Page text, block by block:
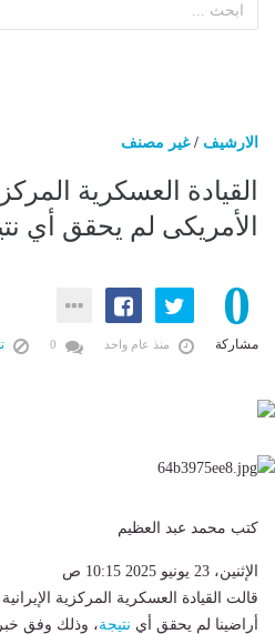
الارشيف /غير مصنف
القيادة العسكرية
الأمريكى لم يحقق أي
0
مشاركة منذ عام واحد
كتب محمد عبد العظيم
الإثنين، 23 يونيو 2025 10:15 ص
قالت القيادة العسكرية المركزية
أراضينا لم يحقق أي نتيجة، وذلك وفق خبر